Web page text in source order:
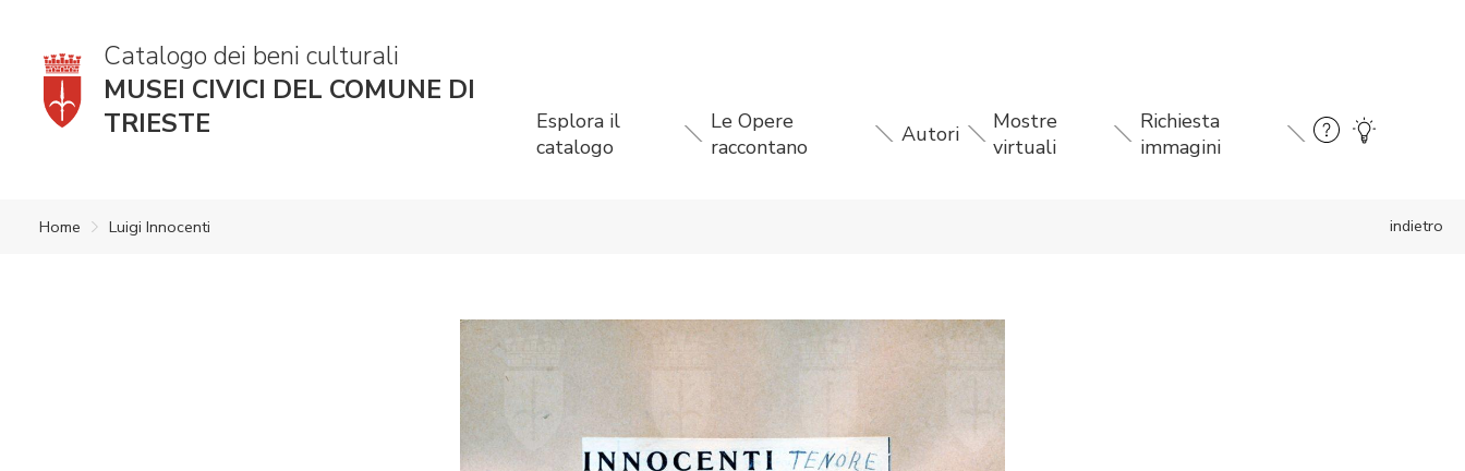
Catalogo dei beni culturali
MUSEI CIVICI DEL COMUNE DI
TRIESTE
Esplora il
catalogo
Le Opere
raccontano
Autori
Mostre
virtuali
Richiesta
immagini
indietro
Home Luigi Innocenti